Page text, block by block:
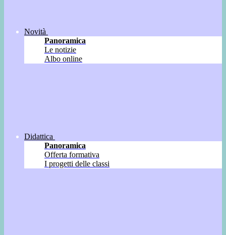
Novità
Panoramica
Le notizie
Albo online
Didattica
Panoramica
Offerta formativa
I progetti delle classi